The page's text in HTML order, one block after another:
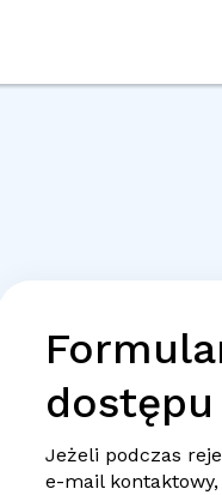
dostępu
Jeżeli podczas
e-mailkontaktowy,